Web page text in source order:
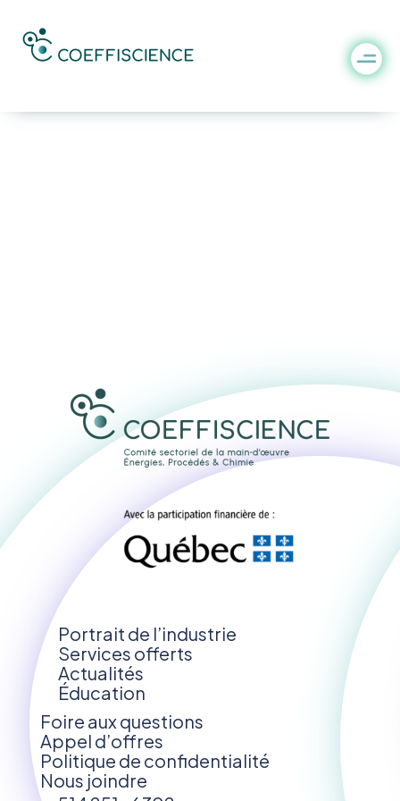
Portrait de l’industrie
Services offerts
Actualités
Éducation
Foire aux questions
Appel d’offres
Politique de confidentialité
Nous joindre